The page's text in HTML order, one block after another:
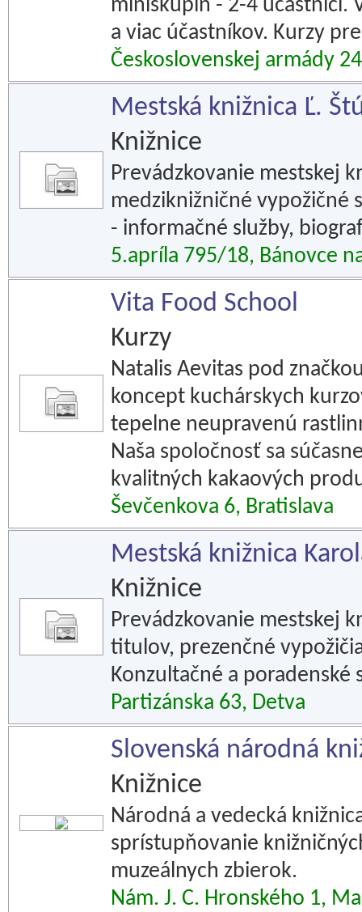
miniskupín - 2-4 účastníci.
a viac účastníkov. Kurzy
Československej armády
Mestská knižnica Ľ.
Knižnice
Prevádzkovanie mestskej
medziknižničné vypožičné
- informačné služby,
5.apríla 795/18, Bánovce
Vita Food School
Kurzy
Natalis Aevitas pod
koncept kuchárskych
tepelne neupravenú
Naša spoločnosť sa
kvalitných kakaových
Ševčenkova 6, Bratislava
Mestská knižnica
Knižnice
Prevádzkovanie mestskej
titulov, prezenčné
Konzultačné a poradenské
Partizánska 63, Detva
Slovenská národná
Knižnice
Národná a vedecká
sprístupňovanie
muzeálnych zbierok.
Nám. J. C. Hronského 1,